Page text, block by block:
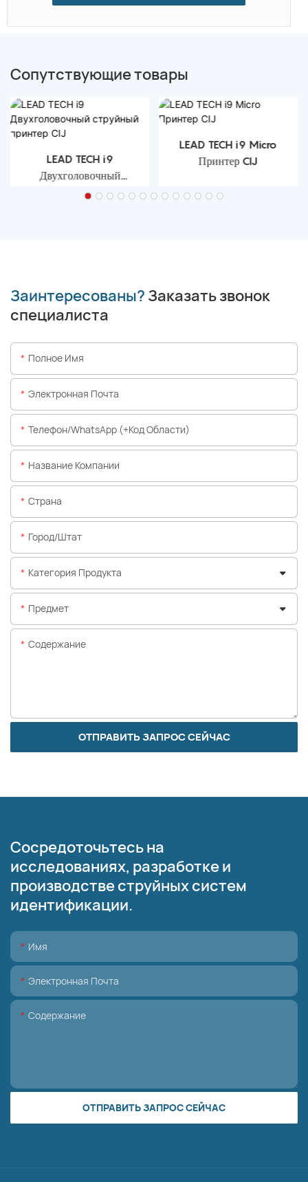
Сопутствующие товары
LEAD TECH i9
Двухголовочный
струйный принтер CIJ
LEAD TECH i9 Micro
Принтер CIJ
Заинтересованы? Заказать звонок
специалиста
Полное Имя
Электронная Почта
Телефон/WhatsApp (+код Области)
Название Компании
Страна
Город/штат
Категория Продукта
Предмет
Содержание
ОТПРАВИТЬ ЗАПРОС СЕЙЧАС
Сосредоточьтесь на
исследованиях, разработке и
производстве струйных систем
идентификации.
Имя
Электронная Почта
Содержание
ОТПРАВИТЬ ЗАПРОС СЕЙЧАС